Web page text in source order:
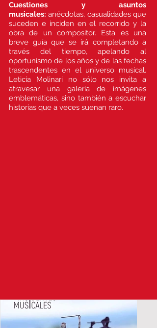
Cuestiones y asuntos
musicales: anécdotas, casualidades que
suceden e inciden en el recorrido y la
obra de un compositor. Esta es una
breve guía que se irá completando a
través del tiempo, apelando al
oportunismo de los años y de las fechas
trascendentes en el universo musical.
Leticia Molinari no sólo nos invita a
atravesar una galería de imágenes
emblemáticas, sino también a escuchar
historias que a veces suenan raro.